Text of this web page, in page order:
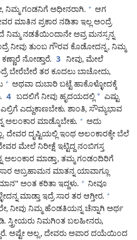
ಗಂಡನಿಗೆ ಅಧೀನರಾಗಿ. + ಆಗ
ಮಾತಿನ ಪ್ರಕಾರ ನಡಿತಾ ಇಲ್ಲ ಅಂದ್ರೆ
ನಿಮ್ಮ ನಡತೆಯಿಂದಾನೇ ಅವ್ರ ಮನಸ್ಸನ್ನ
ನೀವು ತುಂಬ ಗೌರವ ಕೊಡೋದನ್ನ, ನಿಮ್ಮ
ನೋಡ್ತಾರೆ. 3 ನೀವು, ಮೇಲೆ
ಬೇರೆಬೇರೆ ತರ ಕೂದಲು ಬಾಚೋದು,
+ ಅಥವಾ ದುಬಾರಿ ಬಟ್ಟೆ ಹಾಕೊಳ್ಳೋದಕ್ಕೆ
4 ಬದಲಿಗೆ ನೀವು ಹೃದಯದಲ್ಲಿ * ಎಷ್ಟು
ಎದ್ದುಕಾಣಬೇಕು. ಶಾಂತಿ, ಸೌಮ್ಯಭಾವ
ಮಾಡ್ಕೊಬೇಕು. + ಅದು
ದೃಷ್ಟಿಯಲ್ಲಿ ಇಂಥ ಅಲಂಕಾರಕ್ಕೇ ಬೆಲೆ
ಮೇಲೆ ನಿರೀಕ್ಷೆ ಇಟ್ಟಿದ್ದ ನಂಬಿಗಸ್ತ
ಅಲಂಕಾರ ಮಾಡ್ತಾ, ತಮ್ಮ ಗಂಡಂದಿರಿಗೆ
ಅಬ್ರಹಾಮನ ಮಾತನ್ನ ಯಾವಾಗ್ಲೂ
ಅಂತ ಕರಿತಾ ಇದ್ದಳು. + ನೀವೂ
ಮಾಡ್ತಾ ಇದ್ರೆ ಸಾರ ತರ ಆಗ್ತೀರ. +
ನೀವು ನಿಮ್ಮ ಹೆಂಡತಿಯನ್ನ ಚೆನ್ನಾಗಿ ಅರ್ಥ
ಸ್ತ್ರೀಯರು ನಿಮಗಿಂತ ಬಲಹೀನರು,
ಅಷ್ಟೇ ಅಲ್ಲ, ದೇವರು ಅಪಾರ ದಯೆಯಿಂದ